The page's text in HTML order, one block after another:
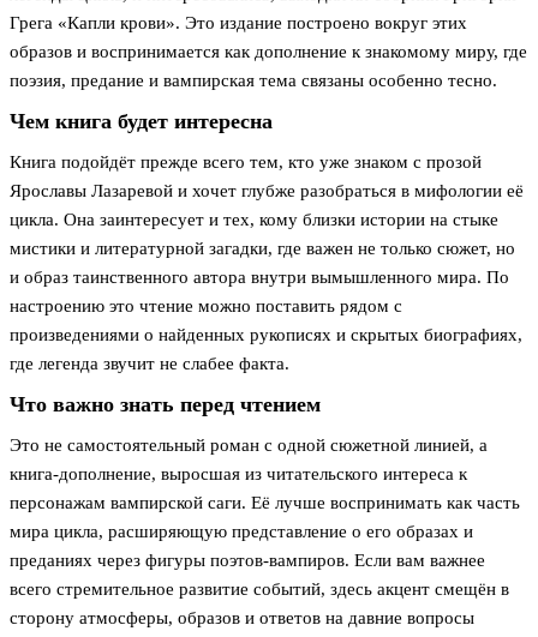
Грега «Капли крови». Это издание построено вокруг этих
образов и воспринимается как дополнение к знакомому миру, где
поэзия, предание и вампирская тема связаны особенно тесно.
Чем книга будет интересна
Книга подойдёт прежде всего тем, кто уже знаком с прозой
Ярославы Лазаревой и хочет глубже разобраться в мифологии её
цикла. Она заинтересует и тех, кому близки истории на стыке
мистики и литературной загадки, где важен не только сюжет, но
и образ таинственного автора внутри вымышленного мира. По
настроению это чтение можно поставить рядом с
произведениями о найденных рукописях и скрытых биографиях,
где легенда звучит не слабее факта.
Что важно знать перед чтением
Это не самостоятельный роман с одной сюжетной линией, а
книга-дополнение, выросшая из читательского интереса к
персонажам вампирской саги. Её лучше воспринимать как часть
мира цикла, расширяющую представление о его образах и
преданиях через фигуры поэтов-вампиров. Если вам важнее
всего стремительное развитие событий, здесь акцент смещён в
сторону атмосферы, образов и ответов на давние вопросы